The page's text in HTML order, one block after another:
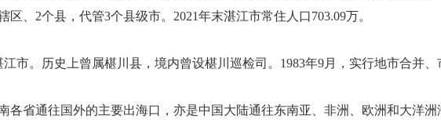
、2个县，代管3个县级市。2021年末湛江市常住人口703.09万。
市。历史上曾属椹川县，境内曾设椹川巡检司。1983年9月，实行地市合并
省通往国外的主要出海口，亦是中国大陆通往东南亚、非洲、欧洲和大洋洲